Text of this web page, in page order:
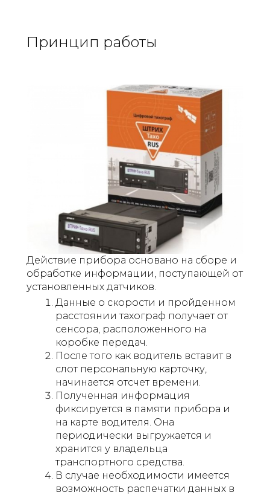
Принцип работы
Действие прибора основано на сборе и
обработке информации, поступающей от
установленных датчиков.
Данные о скорости и пройденном
расстоянии тахограф получает от
сенсора, расположенного на
коробке передач.
После того как водитель вставит в
слот персональную карточку,
начинается отсчет времени.
Полученная информация
фиксируется в памяти прибора и
на карте водителя. Она
периодически выгружается и
хранится у владельца
транспортного средства.
В случае необходимости имеется
возможность распечатки данных в